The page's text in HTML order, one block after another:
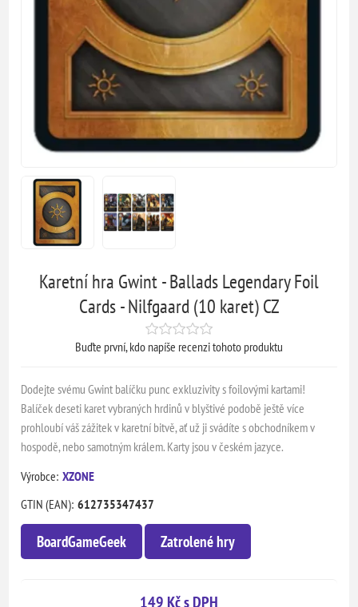
Karetní hra Gwint - Ballads Legendary Foil
Cards - Nilfgaard (10 karet) CZ
Buďte první, kdo napíše recenzi tohoto produktu
Dodejte svému Gwint balíčku punc exkluzivity s foilovými kartami!
Balíček deseti karet vybraných hrdinů v blyštivé podobě ještě více
prohloubí váš zážitek v karetní bitvě, ať už ji svádíte s obchodníkem v
hospodě, nebo samotným králem. Karty jsou v českém jazyce.
Výrobce: XZONE
GTIN (EAN): 612735347437
BoardGameGeek Zatrolené hry
149 Kč s DPH